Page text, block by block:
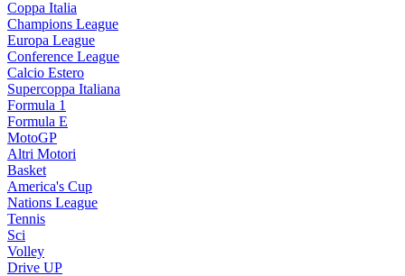
Coppa Italia
Champions League
Europa League
Conference League
Calcio Estero
Supercoppa Italiana
Formula 1
Formula E
MotoGP
Altri Motori
Basket
America's Cup
Nations League
Tennis
Sci
Volley
Drive UP